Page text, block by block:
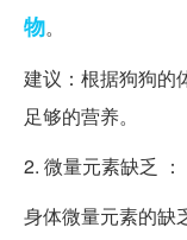
物。
建议：根据狗狗的
足够的营养。
2. 微量元素缺乏 ：
身体微量元素的缺